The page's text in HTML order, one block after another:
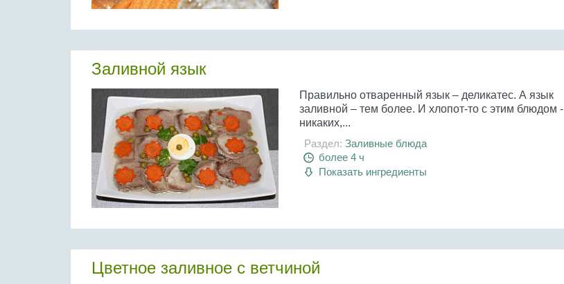
Заливной язык
Правильно отваренный язык – деликатес. А язык
заливной – тем более. И хлопот-то с этим блюдом -
никаких,...
Раздел: Заливные блюда
более 4 ч
Показать ингредиенты
Цветное заливное с ветчиной